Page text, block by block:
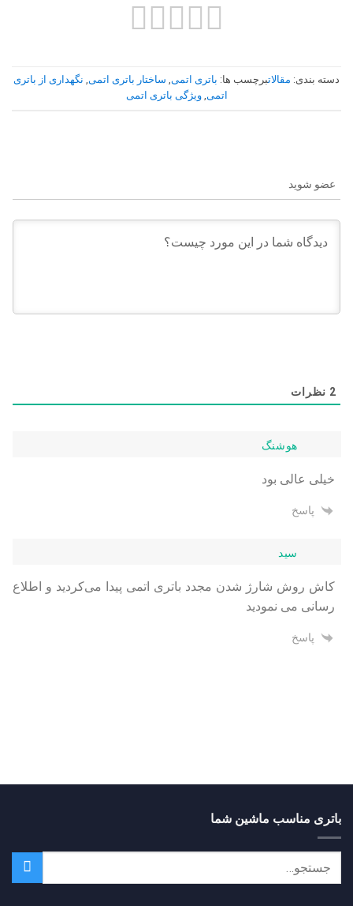
دسته بندی: مقالاتبرچسب ها: باتری اتمی, ساختار باتری اتمی, نگهداری از باتری
اتمی,ویژگی باتری اتمی
عضو شوید
2 نظرات
هوشنگ
خیلی عالی بود
پاسخ
سید
کاش روش شارژ شدن مجدد باتری اتمی پیدا می‌کردید و اطلاع
رسانی می نمودید
پاسخ
باتری مناسب ماشین شما